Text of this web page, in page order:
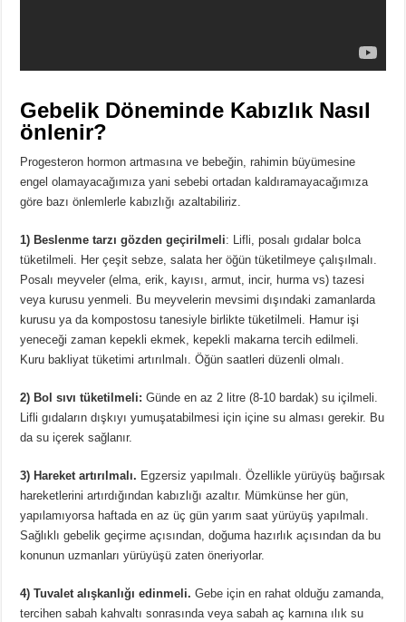
Gebelik Döneminde Kabızlık Nasıl
önlenir?
Progesteron hormon artmasına ve bebeğin, rahimin büyümesine
engel olamayacağımıza yani sebebi ortadan kaldıramayacağımıza
göre bazı önlemlerle kabızlığı azaltabiliriz.
1) Beslenme tarzı gözden geçirilmeli: Lifli, posalı gıdalar bolca
tüketilmeli. Her çeşit sebze, salata her öğün tüketilmeye çalışılmalı.
Posalı meyveler (elma, erik, kayısı, armut, incir, hurma vs) tazesi
veya kurusu yenmeli. Bu meyvelerin mevsimi dışındaki zamanlarda
kurusu ya da kompostosu tanesiyle birlikte tüketilmeli. Hamur işi
yeneceği zaman kepekli ekmek, kepekli makarna tercih edilmeli.
Kuru bakliyat tüketimi artırılmalı. Öğün saatleri düzenli olmalı.
2) Bol sıvı tüketilmeli: Günde en az 2 litre (8-10 bardak) su içilmeli.
Lifli gıdaların dışkıyı yumuşatabilmesi için içine su alması gerekir. Bu
da su içerek sağlanır.
3) Hareket artırılmalı. Egzersiz yapılmalı. Özellikle yürüyüş bağırsak
hareketlerini artırdığından kabızlığı azaltır. Mümkünse her gün,
yapılamıyorsa haftada en az üç gün yarım saat yürüyüş yapılmalı.
Sağlıklı gebelik geçirme açısından, doğuma hazırlık açısından da bu
konunun uzmanları yürüyüşü zaten öneriyorlar.
4) Tuvalet alışkanlığı edinmeli. Gebe için en rahat olduğu zamanda,
tercihen sabah kahvaltı sonrasında veya sabah aç karnına ılık su